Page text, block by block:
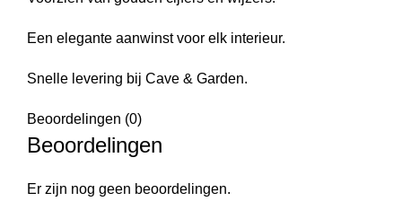
Een elegante aanwinst voor elk interieur.
Snelle levering bij Cave & Garden.
Beoordelingen (0)
Beoordelingen
Er zijn nog geen beoordelingen.